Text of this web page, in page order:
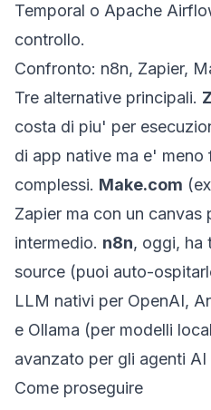
Temporal o Apache
controllo.
Confronto: n8n, Zapier,
Tre alternative principali.
costa di piu' per
di app native ma e' meno
complessi. Make.com
Zapier ma con un
intermedio. n8n, oggi, ha
source (puoi auto-
LLM nativi per OpenAI,
e Ollama (per modelli
avanzato per gli agenti AI
Come proseguire